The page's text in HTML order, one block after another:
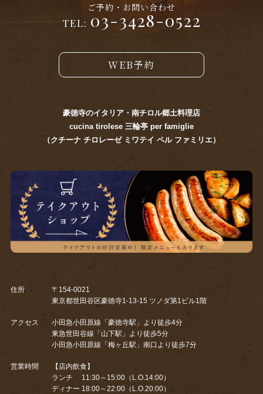
ご予約・お問い合わせ
TEL: 03-3428-0522
WEB予約
豪徳寺のイタリア・南チロル郷土料理店
cucina tirolese 三輪亭 per famiglie
（クチーナ チロレーゼ ミワテイ ペル ファミリエ）
住所
〒154-0021
東京都世田谷区豪徳寺1-13-15 ツノダ第1ビル1階
アクセス
小田急小田原線「豪徳寺駅」より徒歩4分
東急世田谷線「山下駅」より徒歩5分
小田急小田原線「梅ヶ丘駅」南口より徒歩7分
営業時間
【店内飲食】
ランチ 11:30～15:00（L.O.14:00）
ディナー 18:00～22:00（L.O.20:00）